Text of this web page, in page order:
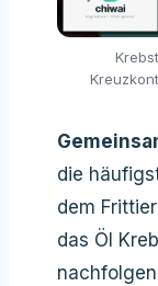
die
dem
das Öl